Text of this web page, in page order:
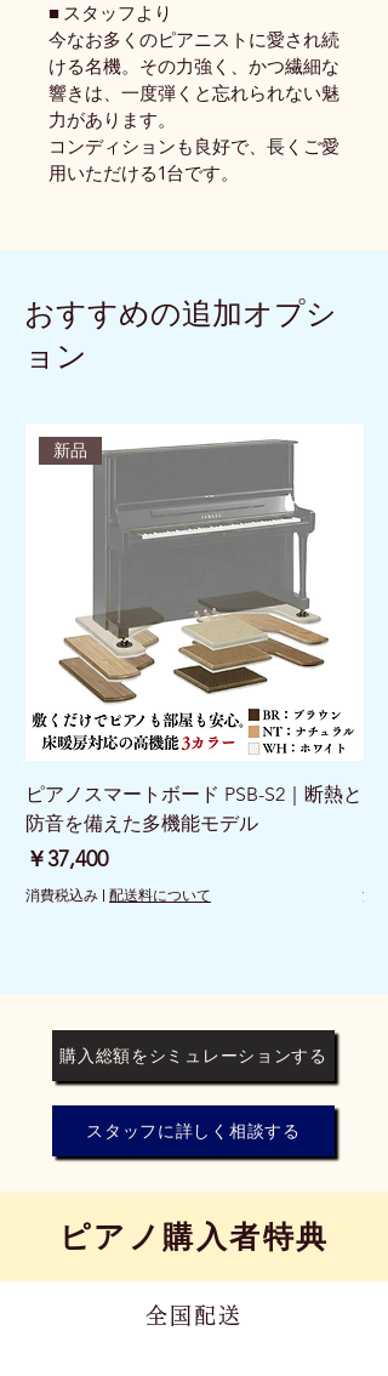
■ スタッフより
今なお多くのピアニストに愛され続
ける名機。その力強く、かつ繊細な
響きは、一度弾くと忘れられない魅
力があります。
コンディションも良好で、長くご愛
用いただける1台です。
おすすめの追加オプシ
ョン
新品
ピアノスマートボード PSB-S2｜断熱と
防音を備えた多機能モデル
価格
￥37,400
消費税込み | 配送料について 消
購入総額をシミュレーションする
スタッフに詳しく相談する
​ピアノ購入者特典
全国配送